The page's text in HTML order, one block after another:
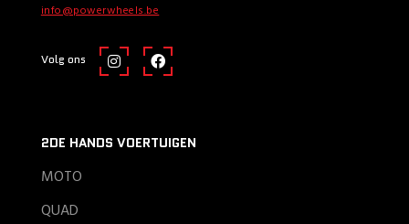
info@powerwheels.be
Volg ons
2DE HANDS VOERTUIGEN
MOTO
QUAD